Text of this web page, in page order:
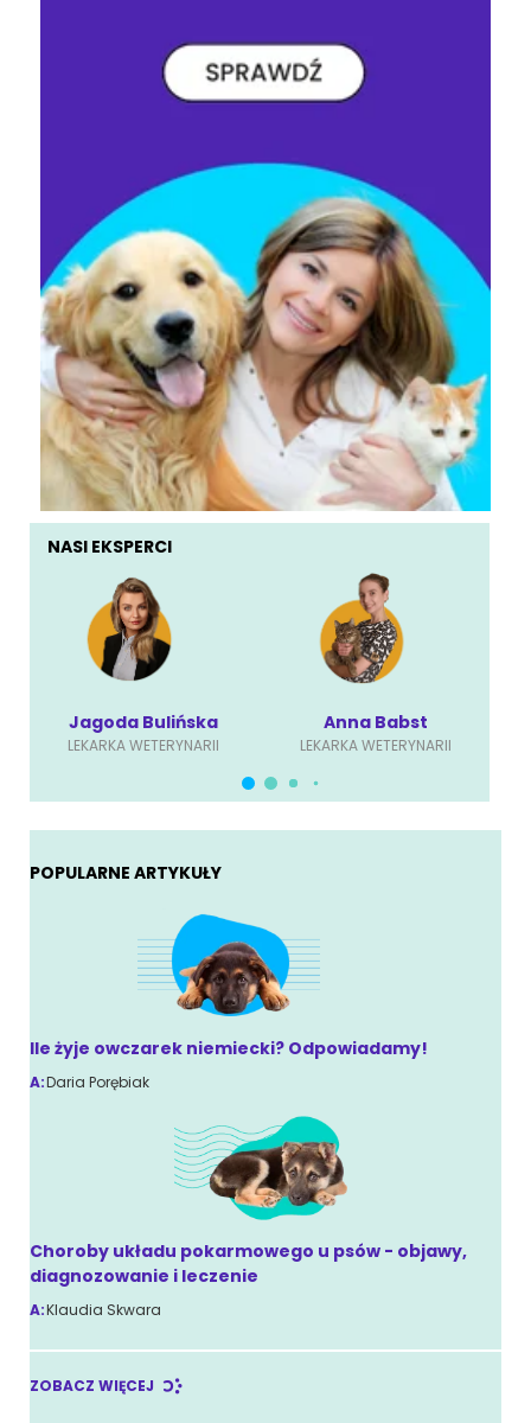
NASI EKSPERCI
Jagoda Bulińska
LEKARKA WETERYNARII
Anna Babst
LEKARKA WETERYNARII
POPULARNE ARTYKUŁY
Ile żyje owczarek niemiecki? Odpowiadamy!
A:Daria Porębiak
Choroby układu pokarmowego u psów - objawy,
diagnozowanie i leczenie
A:Klaudia Skwara
ZOBACZ WIĘCEJ